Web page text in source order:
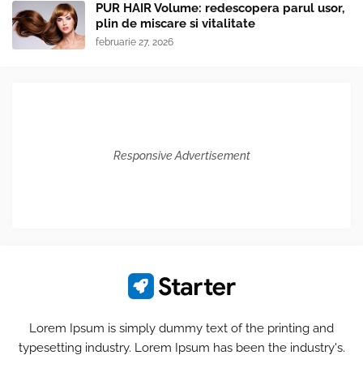
PUR HAIR Volume: redescopera parul usor,
plin de miscare si vitalitate
februarie 27, 2026
Responsive Advertisement
Lorem Ipsum is simply dummy text of the printing and
typesetting industry. Lorem Ipsum has been the industry's.